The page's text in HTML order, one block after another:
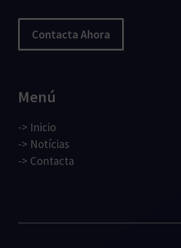
Contacta Ahora
Menú
-> Inicio
-> Notícias
-> Contacta